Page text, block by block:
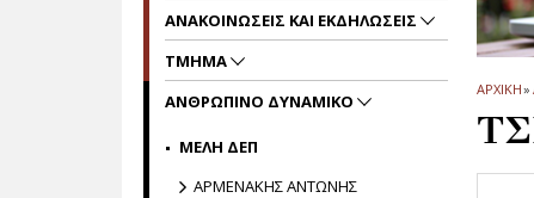
ΑΡΧΙΚΗ»
ΑΝΑΚΟΙΝΩΣΕΙΣ ΚΑΙ ΕΚΔΗΛΩΣΕΙΣ
ΤΜΗΜΑ
ΑΝΘΡΩΠΙΝΟ ΔΥΝΑΜΙΚΟ
ΜΕΛΗ ΔΕΠ
ΑΡΜΕΝΑΚΗΣ ΑΝΤΩΝΗΣ